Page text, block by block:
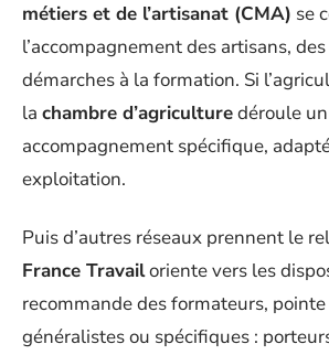
métiers et de l’artisanat (CMA) se
l’accompagnement des artisans,
démarches à la formation. Si
la chambre d’agriculturedéroule un
accompagnement spécifique,
exploitation.
Puis d’autres réseaux prennent le
France Travailoriente vers les
recommande des formateurs,
généralistes ou spécifiques :